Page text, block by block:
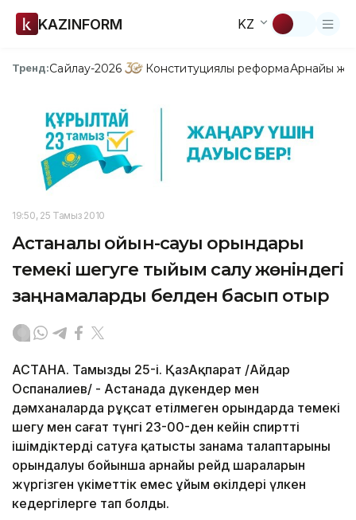
KAZINFORM KZ
Тренд:Сайлау-2026 Конституциялық реформаАрнайы
19:50, 25 Тамыз 2010
Астаналық ойын-сауық орындары
темекі шегуге тыйым салу жөніндегі
заңнамаларды белден басып отыр
АСТАНА. Тамыздың 25-і. ҚазАқпарат /Айдар
Оспаналиев/ - Астанада дүкендер мен
дәмханаларда рұқсат етілмеген орындарда темекі
шегу мен сағат түнгі 23-00-ден кейін спиртті
ішімдіктерді сатуға қатысты заңнама талаптарының
орындалуы бойынша арнайы рейд шараларын
жүргізген үкіметтік емес ұйым өкілдері үлкен
кедергілерге тап болды.